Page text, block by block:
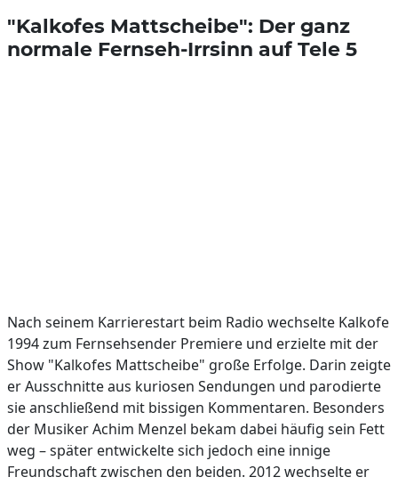
"Kalkofes Mattscheibe": Der ganz
normale Fernseh-Irrsinn auf Tele 5
Nach seinem Karrierestart beim Radio wechselte Kalkofe
1994 zum Fernsehsender Premiere und erzielte mit der
Show "Kalkofes Mattscheibe" große Erfolge. Darin zeigte
er Ausschnitte aus kuriosen Sendungen und parodierte
sie anschließend mit bissigen Kommentaren. Besonders
der Musiker Achim Menzel bekam dabei häufig sein Fett
weg – später entwickelte sich jedoch eine innige
Freundschaft zwischen den beiden. 2012 wechselte er